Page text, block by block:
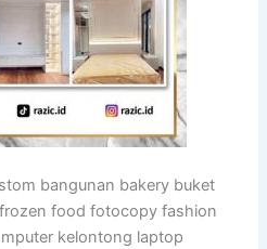
bangunan bakery buket
food fotocopy fashion
kelontong laptop